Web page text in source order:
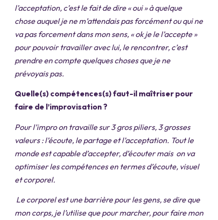
l’acceptation, c’est le fait de dire « oui » à quelque
chose auquel je ne m’attendais pas forcément ou qui ne
va pas forcement dans mon sens, « ok je le l’accepte »
pour pouvoir travailler avec lui, le rencontrer, c’est
prendre en compte quelques choses que je ne
prévoyais pas.
Quelle(s) compétences(s) faut-il maîtriser pour
faire de l’improvisation ?
Pour l’impro on travaille sur 3 gros piliers, 3 grosses
valeurs : l’écoute, le partage et l’acceptation. Tout le
monde est capable d’accepter, d’écouter mais on va
optimiser les compétences en termes d’écoute, visuel
et corporel.
Le corporel est une barrière pour les gens, se dire que
mon corps, je l’utilise que pour marcher, pour faire mon